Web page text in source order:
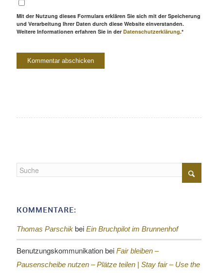
Mit der Nutzung dieses Formulars erklären Sie sich mit der Speicherung
und Verarbeitung Ihrer Daten durch diese Website einverstanden.
Weitere Informationen erfahren Sie in der Datenschutzerklärung.*
KOMMENTARE:
Thomas Parschikbei Ein Bruchpilot im Brunnenhof
Benutzungskommunikationbei Fair bleiben –
Pausenscheibe nutzen – Plätze teilen | Stay fair – Use the